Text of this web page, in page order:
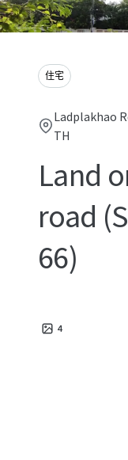
住宅
Ladplakhao
TH
Land
road
66)
4